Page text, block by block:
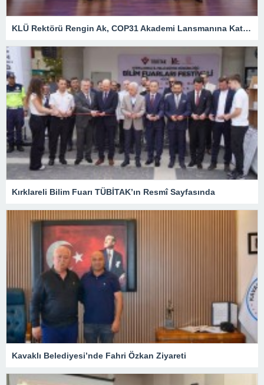
KLÜ Rektörü Rengin Ak, COP31 Akademi Lansmanına Katıldı
Kırklareli Bilim Fuarı TÜBİTAK’ın Resmî Sayfasında
Kavaklı Belediyesi’nde Fahri Özkan Ziyareti